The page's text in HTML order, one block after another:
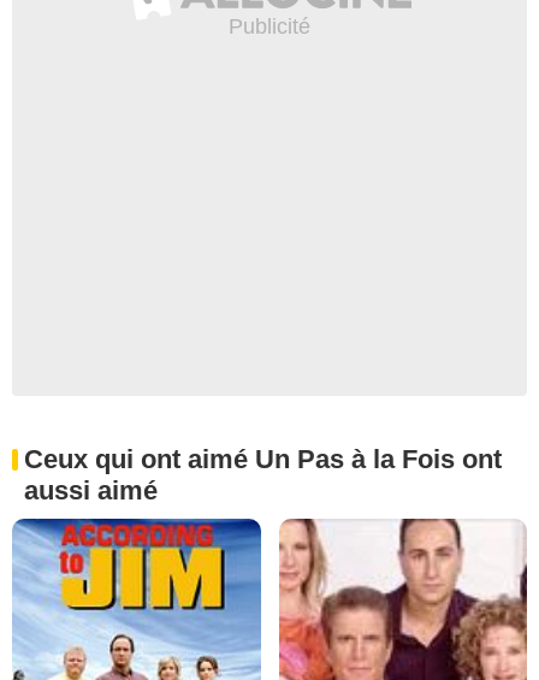
Ceux qui ont aimé Un Pas à la Fois ont
aussi aimé